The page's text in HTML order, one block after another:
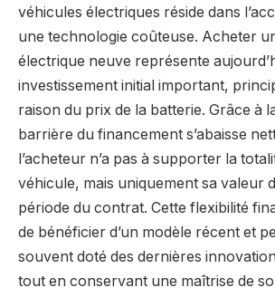
véhicules électriques réside dans
une technologie coûteuse. Acheter
électrique neuve représente
investissement initial important,
raison du prix de la batterie. Grâce à
barrière du financement s’abaisse
l’acheteur n’a pas à supporter la
véhicule, mais uniquement sa valeur
période du contrat. Cette flexibilité
de bénéficier d’un modèle récent et
souvent doté des dernières
tout en conservant une maîtrise de